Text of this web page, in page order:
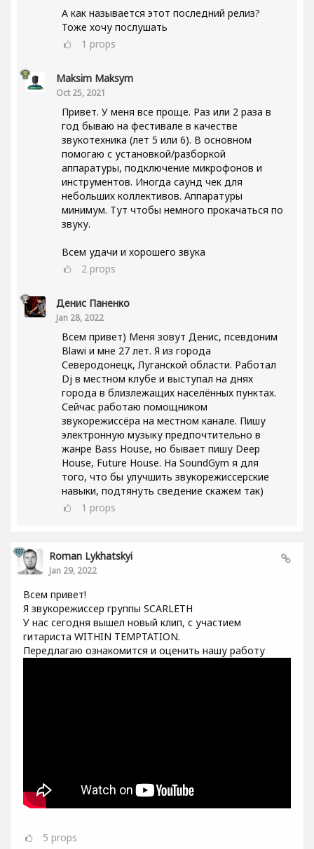
А как называется этот последний релиз?
Тоже хочу послушать
1 props
Maksim Maksym
Oct 25, 2021
Привет. У меня все проще. Раз или 2 раза в
год бываю на фестивале в качестве
звукотехника (лет 5 или 6). В основном
помогаю с установкой/разборкой
аппаратуры, подключение микрофонов и
инструментов. Иногда саунд чек для
небольших коллективов. Аппаратуры
минимум. Тут чтобы немного прокачаться по
звуку.
Всем удачи и хорошего звука
2 props
Денис Паненко
Jan 28, 2022
Всем привет) Меня зовут Денис, псевдоним
Blawi и мне 27 лет. Я из города
Северодонецк, Луганской области. Работал
Dj в местном клубе и выступал на днях
города в близлежащих населённых пунктах.
Сейчас работаю помощником
звукорежиссёра на местном канале. Пишу
электронную музыку предпочтительно в
жанре Bass House, но бывает пишу Deep
House, Future House. На SoundGym я для
того, что бы улучшить звукорежиссерские
навыки, подтянуть сведение скажем так)
1 props
Roman Lykhatskyi
Jan 29, 2022
Всем привет!
Я звукорежиссер группы SCARLETH
У нас сегодня вышел новый клип, с участием
гитариста WITHIN TEMPTATION.
Передлагаю ознакомится и оценить нашу работу
5 props